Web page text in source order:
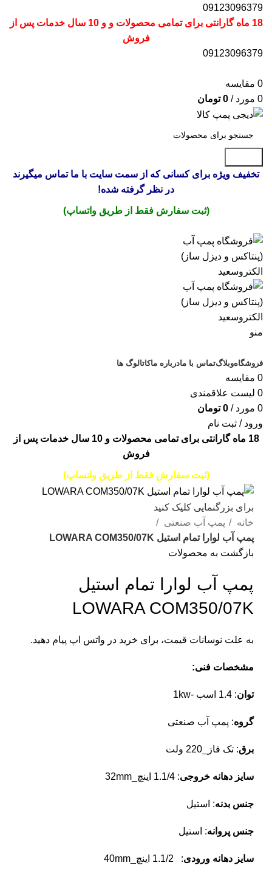
09123096379
18 ماه گارانتی برای تمامی محصولات و و 10 سال خدمات پس از
فروش
09123096379
0 مقایسه
0 مورد /
0 تومان
تخفیف ویژه برای کسانی که از سمت سایت با ما تماس میگیرند
در نظر گرفته شده!
(ثبت سفارش فقط از طریق واتساپ)
منو
فروشگاهوبلاگتماس با مادرباره ماکاتالوگ ها
0 مقایسه
0 لیست علاقمندی
0 مورد /
0 تومان
ورود / ثبت نام
18 ماه گارانتی برای تمامی محصولات و 10 سال خدمات پس از
فروش
(ثبت سفارش فقط از طریق واتساپ)
برای بزرگنمایی کلیک کنید
خانه
پمپ آب صنعتی
پمپ آب لوارا تمام استیل LOWARA COM350/07K
بازگشت به محصولات
پمپ آب لوارا تمام استیل
LOWARA COM350/07K
به علت نوسانات قیمت، برای خرید در واتس اپ پیام دهید.
مشخصات فنی:
توان: 1.4 اسب -1kw
گروه: پمپ آب صنعتی
برق: تک فاز_220 ولت
سایز دهانه خروجی: 1.1/4 اینچ_32mm
جنس بدنه: استیل
جنس پروانه: استیل
سایز دهانه ورودی: 1.1/2 اینچ_40mm